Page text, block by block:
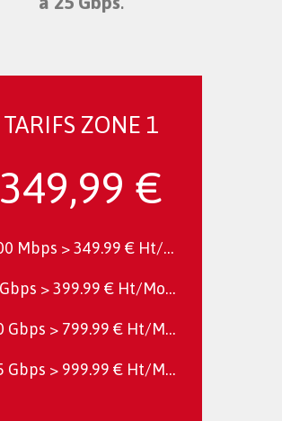
TARIFS ZONE 1
349,99 €
100 Mbps > 349.99 € Ht/Mois
1 Gbps > 399.99 € Ht/Mois
10 Gbps > 799.99 € Ht/Mois
25 Gbps > 999.99 € Ht/Mois